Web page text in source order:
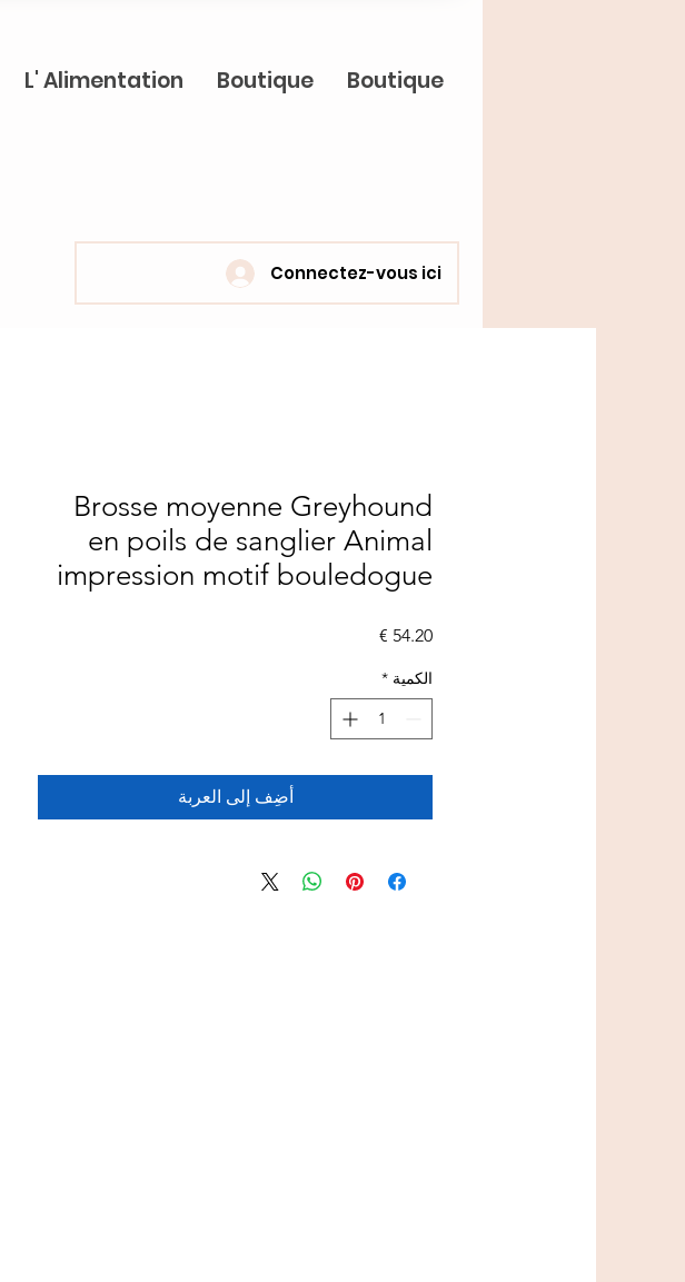
L' Alimentation Boutique Boutique
Connectez-vous ici
Brosse moyenne Greyhound
en poils de sanglier Animal
impression motif bouledogue
السعر
الكمية *
أضِف إلى العربة